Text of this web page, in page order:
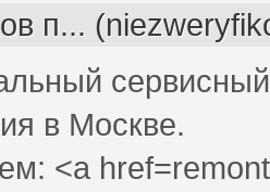
п...
в Москве.
<a